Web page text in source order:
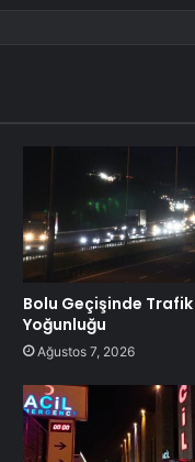
Bolu Geçişinde Trafik
Yoğunluğu
Ağustos 7, 2026